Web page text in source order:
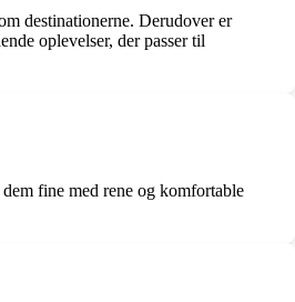
destinationerne. Derudover er
oplevelser, der passer til
fine med rene og komfortable